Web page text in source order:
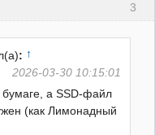
3
: ↑
2026-03-30 10:15:01
бумаге, а SSD-файл
(как Лимонадный